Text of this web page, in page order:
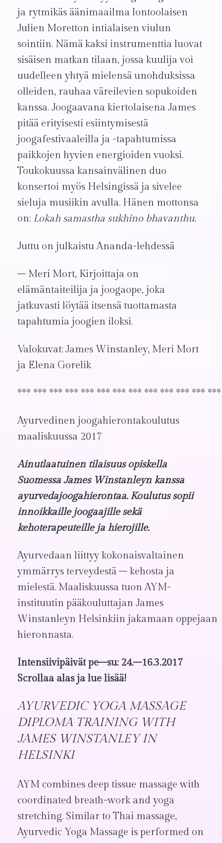
ja rytmikäs äänimaailma lontoolaisen
Julien Moretton intialaisen viulun
sointiin. Nämä kaksi instrumenttia luovat
sisäisen matkan tilaan, jossa kuulija voi
uudelleen yhtyä mielensä unohduksissa
olleiden, rauhaa väreilevien sopukoiden
kanssa. Joogaavana kiertolaisena James
pitää erityisesti esiintymisestä
joogafestivaaleilla ja -tapahtumissa
paikkojen hyvien energioiden vuoksi.
Toukokuussa kansainvälinen duo
konsertoi myös Helsingissä ja sivelee
sieluja musiikin avulla. Hänen mottonsa
on: Lokah samastha sukhino bhavanthu.
Juttu on julkaistu Ananda-lehdessä
– Meri Mort, Kirjoittaja on
elämäntaiteilija ja joogaope, joka
jatkuvasti löytää itsensä tuottamasta
tapahtumia joogien iloksi.
Valokuvat: James Winstanley, Meri Mort
ja Elena Gorelik
*** *** *** *** *** *** *** *** *** *** *** ***
Ayurvedinen joogahierontakoulutus
maaliskuussa 2017
Ainutlaatuinen tilaisuus opiskella
Suomessa James Winstanleyn kanssa
ayurvedajoogahierontaa. Koulutus sopii
innoikkaille joogaajille sekä
kehoterapeuteille ja hierojille.
Ayurvedaan liittyy kokonaisvaltainen
ymmärrys terveydestä – kehosta ja
mielestä. Maaliskuussa tuon AYM-
instituutin pääkouluttajan James
Winstanleyn Helsinkiin jakamaan oppejaan
hieronnasta.
Intensiivipäivät pe–su: 24.–16.3.2017
Scrollaa alas ja lue lisää!
AYURVEDIC YOGA MASSAGE
DIPLOMA TRAINING WITH
JAMES WINSTANLEY IN
HELSINKI
AYM combines deep tissue massage with
coordinated breath-work and yoga
stretching. Similar to Thai massage,
Ayurvedic Yoga Massage is performed on